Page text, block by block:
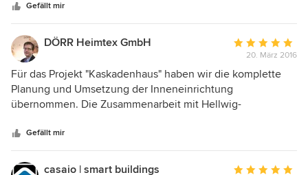
Gefühl für Detaillösungen die stimmig und sinnvoll sind.
Die Zusammenarbeit mit Herrn Helwig ist inspirierend und
bereitet Freude. Absolute Empfehlung von meiner Seite.
Gefällt mir
DÖRR Heimtex GmbH
Bewertung:
5
5
20. März 2016
Für das Projekt "Kaskadenhaus" haben wir die komplette
Planung und Umsetzung der Inneneinrichtung
übernommen. Die Zusammenarbeit mit Hellwig-
Gefällt mir
casaio | smart buildings